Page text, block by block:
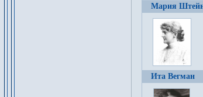
Мария
Ита Вегман